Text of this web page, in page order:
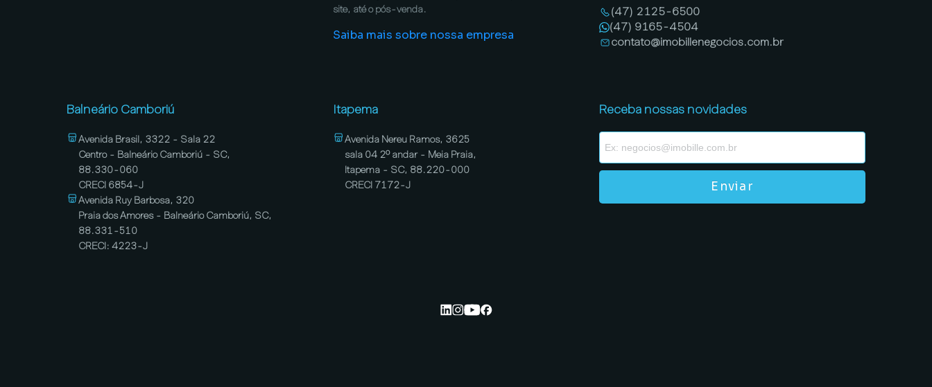
site, até o pós-venda.
Saiba mais sobre nossa empresa
(47) 2125-6500
(47) 9165-4504
contato@imobillenegocios.com.br
Balneário Camboriú
Avenida Brasil, 3322 - Sala 22
Centro - Balneário Camboriú - SC,
88.330-060
CRECI 6854-J
Avenida Ruy Barbosa, 320
Praia dos Amores - Balneário Camboriú, SC,
88.331-510
CRECI: 4223-J
Itapema
Avenida Nereu Ramos, 3625
sala 04 2º andar - Meia Praia,
Itapema - SC, 88.220-000
CRECI 7172-J
Receba nossas novidades
Enviar